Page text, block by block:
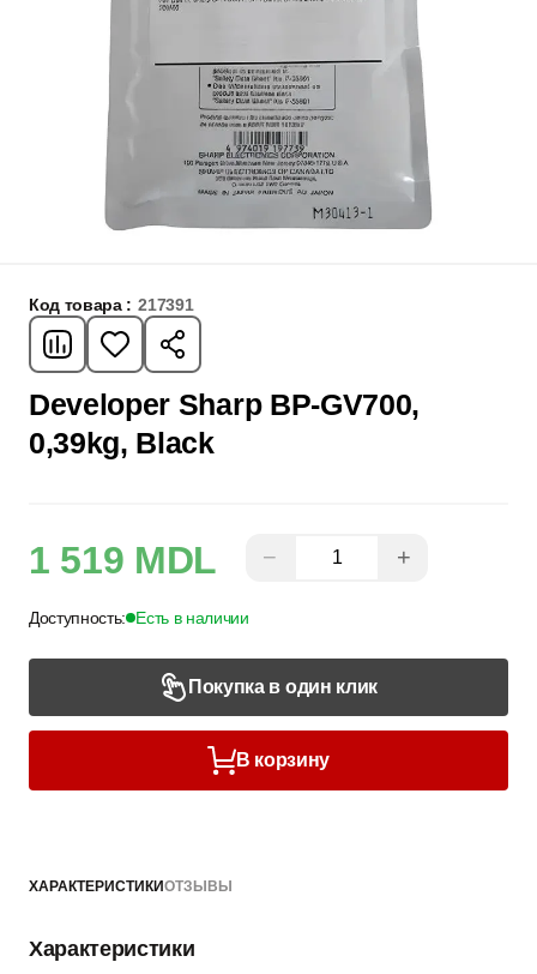
Код товара : 217391
Developer Sharp BP-GV700,
0,39kg, Black
1 519 MDL − +
Доступность: Есть в наличии
Покупка в один клик
В корзину
ХАРАКТЕРИСТИКИОТЗЫВЫ
Характеристики